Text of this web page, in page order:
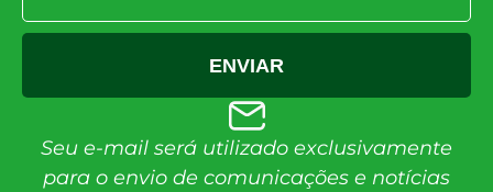
ENVIAR
Seu e-mail será utilizado exclusivamente
para o envio de comunicações e notícias